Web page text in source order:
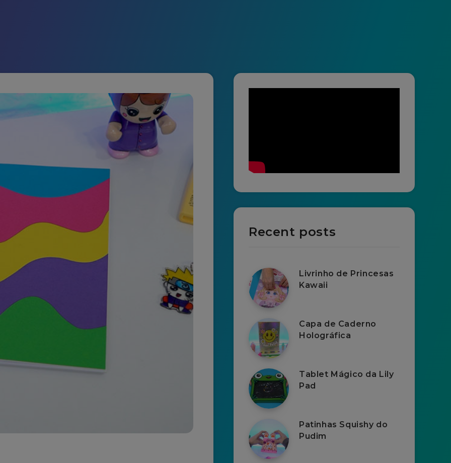
Recent posts
Livrinho de Princesas
Kawaii
Capa de Caderno
Holográfica
Tablet Mágico da Lily
Pad
Patinhas Squishy do
Pudim